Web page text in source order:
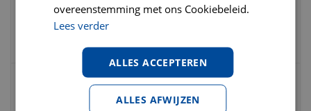
95 € 26,95
HappyOne mediterraneum dog adult fresh
chicken 12 kg
overeenstemming met ons Cookiebeleid.
Lees verder
ALLES ACCEPTEREN
ALLES AFWIJZEN